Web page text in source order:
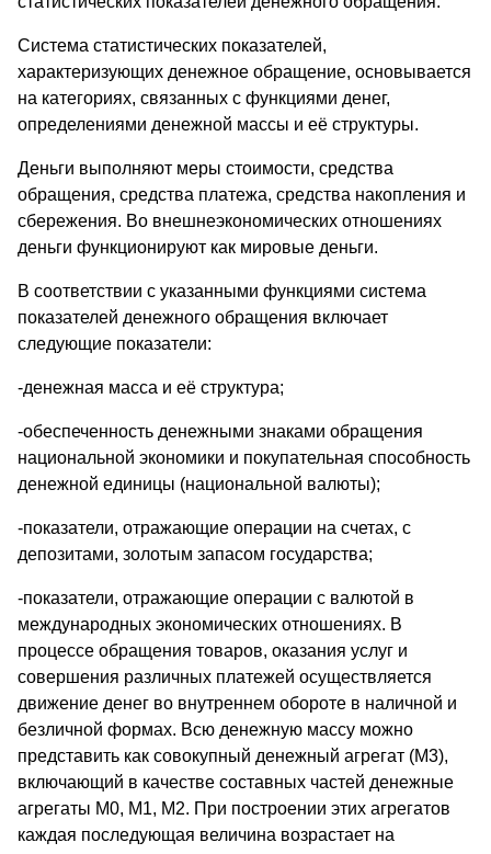
Система статистических показателей,
характеризующих денежное обращение, основывается
на категориях, связанных с функциями денег,
определениями денежной массы и её структуры.
Деньги выполняют меры стоимости, средства
обращения, средства платежа, средства накопления и
сбережения. Во внешнеэкономических отношениях
деньги функционируют как мировые деньги.
В соответствии с указанными функциями система
показателей денежного обращения включает
следующие показатели:
-денежная масса и её структура;
-обеспеченность денежными знаками обращения
национальной экономики и покупательная способность
денежной единицы (национальной валюты);
-показатели, отражающие операции на счетах, с
депозитами, золотым запасом государства;
-показатели, отражающие операции с валютой в
международных экономических отношениях. В
процессе обращения товаров, оказания услуг и
совершения различных платежей осуществляется
движение денег во внутреннем обороте в наличной и
безличной формах. Всю денежную массу можно
представить как совокупный денежный агрегат (М3),
включающий в качестве составных частей денежные
агрегаты М0, М1, М2. При построении этих агрегатов
каждая последующая величина возрастает на